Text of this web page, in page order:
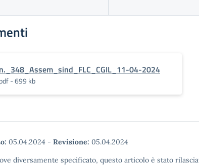
04-2024
- 699 kb
05.04.2024 - Revisione: 05.04.2024
diversamente specificato, questo articolo è stato